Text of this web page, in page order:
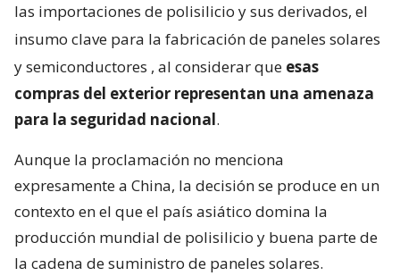
las importaciones de polisilicio y sus derivados, el
insumo clave para la fabricación de paneles solares
y semiconductores , al considerar que esas
compras del exterior representan una amenaza
para la seguridad nacional.
Aunque la proclamación no menciona
expresamente a China, la decisión se produce en un
contexto en el que el país asiático domina la
producción mundial de polisilicio y buena parte de
la cadena de suministro de paneles solares.